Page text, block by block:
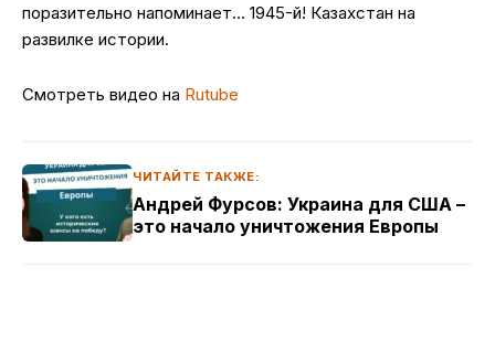
поразительно напоминает… 1945-й! Казахстан на
развилке истории.
Смотреть видео на Rutube
ЧИТАЙТЕ ТАКЖЕ:
Андрей Фурсов: Украина для США –
это начало уничтожения Европы